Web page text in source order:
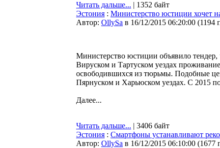
Читать дальше... | 1352 байт
Эстония : Министерство юстиции хочет
Автор: OllySa в 16/12/2015 06:20:00 (1194
Министерство юстиции объявило
Вируском и Тартуском уездах
освободившихся из тюрьмы. Подобные
Пярнуском и Харьюском уездах. С 2015
Далее...
Читать дальше... | 3406 байт
Эстония : Смартфоны устанавливают
Автор: OllySa в 16/12/2015 06:10:00 (1677